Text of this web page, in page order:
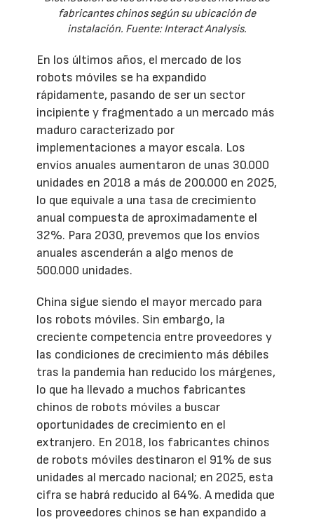
fabricantes chinos según su ubicación de
instalación. Fuente: Interact Analysis.
En los últimos años, el mercado de los
robots móviles se ha expandido
rápidamente, pasando de ser un sector
incipiente y fragmentado a un mercado más
maduro caracterizado por
implementaciones a mayor escala. Los
envíos anuales aumentaron de unas 30.000
unidades en 2018 a más de 200.000 en 2025,
lo que equivale a una tasa de crecimiento
anual compuesta de aproximadamente el
32%. Para 2030, prevemos que los envíos
anuales ascenderán a algo menos de
500.000 unidades.
China sigue siendo el mayor mercado para
los robots móviles. Sin embargo, la
creciente competencia entre proveedores y
las condiciones de crecimiento más débiles
tras la pandemia han reducido los márgenes,
lo que ha llevado a muchos fabricantes
chinos de robots móviles a buscar
oportunidades de crecimiento en el
extranjero. En 2018, los fabricantes chinos
de robots móviles destinaron el 91% de sus
unidades al mercado nacional; en 2025, esta
cifra se habrá reducido al 64%. A medida que
los proveedores chinos se han expandido a